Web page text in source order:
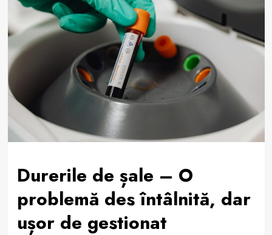
Durerile de șale – O
problemă des întâlnită, dar
ușor de gestionat